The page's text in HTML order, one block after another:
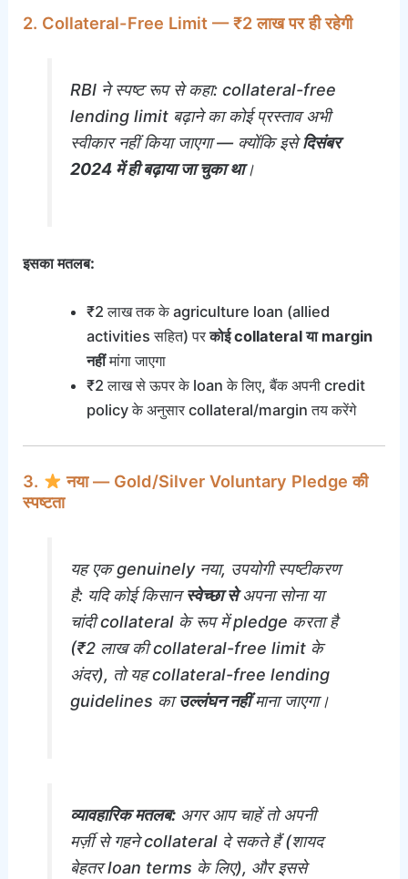
2. Collateral-Free Limit — ₹2 लाख पर ही रहेगी
RBI ने स्पष्ट रूप से कहा: collateral-free
lending limit बढ़ाने का कोई प्रस्ताव अभी
स्वीकार नहीं किया जाएगा — क्योंकि इसेदिसंबर
2024 में ही बढ़ाया जा चुका था।
इसका मतलब:
₹2 लाख तक के agriculture loan (allied
activities सहित) परकोई collateral या margin
नहींमांगा जाएगा
₹2 लाख से ऊपर के loan के लिए, बैंक अपनी credit
policy के अनुसार collateral/margin तय करेंगे
3.
नया — Gold/Silver Voluntary Pledge की
स्पष्टता
यह एक genuinely नया, उपयोगी स्पष्टीकरण
है: यदि कोई किसानस्वेच्छा सेअपना सोना या
चांदी collateral के रूप में pledge करता है
(₹2 लाख की collateral-free limit के
अंदर), तो यह collateral-free lending
guidelines काउल्लंघन नहींमाना जाएगा।
व्यावहारिक मतलब: अगर आप चाहें तो अपनी
मर्ज़ी से गहने collateral दे सकते हैं (शायद
बेहतर loan terms के लिए), और इससे